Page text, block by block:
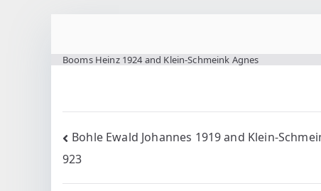
springen
Booms Heinz 1924 and Klein-Schmeink Agnes
Beitragsnavigation
Bohle Ewald Johannes 1919 and Klein-
923